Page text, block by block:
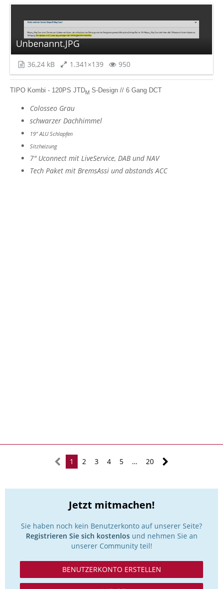
Unbenannt.JPG
36,24 kB 1.341×139 950
TIPO Kombi - 120PS JTDM S-Design // 6 Gang DCT
Colosseo Grau
schwarzer Dachhimmel
19" ALU Schlapfen
Sitzheizung
7" Uconnect mit LiveService, DAB und NAV
Tech Paket mit BremsAssi und abstands ACC
1 2 3 4 5 … 20
Jetzt mitmachen!
Sie haben noch kein Benutzerkonto auf unserer Seite?
Registrieren Sie sich kostenlosund nehmen Sie an
unserer Community teil!
BENUTZERKONTO ERSTELLEN